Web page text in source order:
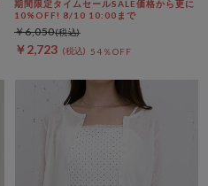
期間限定タイムセールSALE価格から更に
10%OFF! 8/10 10:00まで
￥2,723 54％OFF
￥6,050